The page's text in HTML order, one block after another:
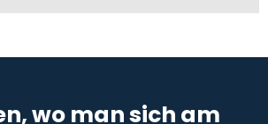
wo man sich am